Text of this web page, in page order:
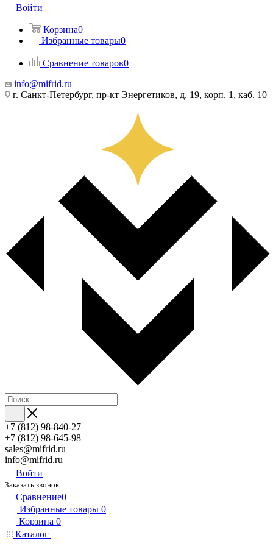
Войти
Корзина0
Избранные товары0
Сравнение товаров0
info@mifrid.ru
г. Санкт-Петербург, пр-кт Энергетиков, д. 19, корп. 1, каб. 10
+7 (812) 98-840-27
+7 (812) 98-645-98
sales@mifrid.ru
info@mifrid.ru
Войти
Заказать звонок
Сравнение0
Избранные товары 0
Корзина 0
Каталог